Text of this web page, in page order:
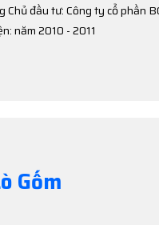
đầu tư: Công ty cổ phần
năm 2010 - 2011
Gốm